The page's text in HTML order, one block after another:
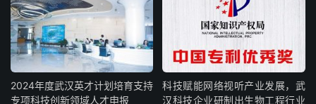
2024年度武汉英才计划培育支持
专项科技创新领域人才申报
科技赋能网络视听产业发展，武
汉科技企业研制出生物工程行业